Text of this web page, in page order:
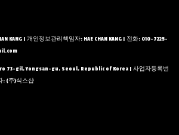
KANG | 개인정보관리책임자: HAE CHAN KANG | 전화: 010-7225-
73-gil, Yongsan-gu, Seoul, Republic of Korea | 사업자등록번
: (주)식스샵